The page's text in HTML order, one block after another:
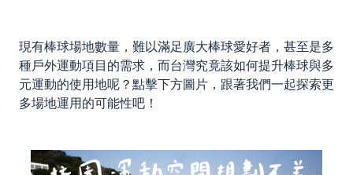
現有棒球場地數量，難以滿足廣大棒球愛好者，甚至是多
種戶外運動項目的需求，而台灣究竟該如何提升棒球與多
元運動的使用地呢？點擊下方圖片，跟著我們一起探索更
多場地運用的可能性吧！